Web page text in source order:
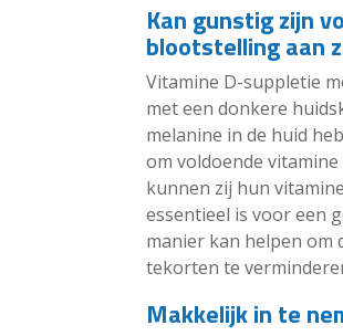
Kan gunstig zijn
blootstelling aan
Vitamine D-suppletie
met een donkere
melanine in de huid
om voldoende
kunnen zij hun
essentieel is voor een
manier kan helpen om
tekorten te
Makkelijk in te